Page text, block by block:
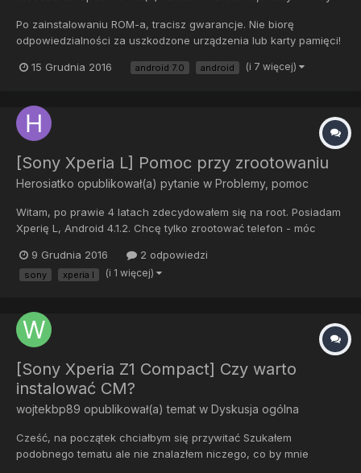
Po zainstalowaniu ROM-a, tracisz gwarancje. Nie biorę
odpowiedzialności za uszkodzone urządzenia lub karty pamięci!
http://www.mediafire.com/file/e3au1ee8whogtfr/aosp_e2303-
https://drive.google.com/file/d/0Bwfkh9Wew36kem9wdDQ1enJk
Umc/edit BUGI:...
15 Grudnia 2016 android 7.0 android (i 7 więcej)
[Sony Xperia L] Pomoc przy zrootowaniu
Herosiatko opublikował(a) pytanie w Problemy, pomoc
Witam, po prawie 4 latach zdecydowałem się na root. Posiadam
Xperię L, Android 4.1.2. Chcę tylko zrootować telefon - móc
wgrywać innego softu (CyanogenMod)! No więc, nie wiem czy
to jest przydatne ale sprawdziłem i jest t...
9 Grudnia 2016 2 odpowiedzi
sony xperia l (i 1 więcej)
[Sony Xperia Z1 Compact] Czy warto
instalować CM?
wojtekbp89 opublikował(a) temat w Dyskusja ogólna
Cześć, na początek chciałbym się przywitać Szukałem
podobnego tematu ale nie znalazłem niczego, co by mnie